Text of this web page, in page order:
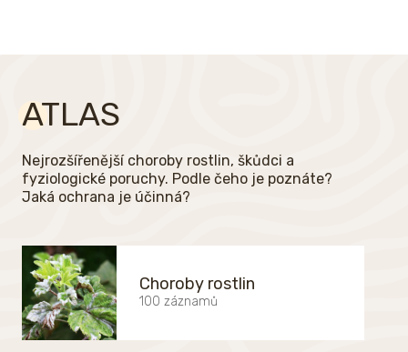
ATLAS
Nejrozšířenější choroby rostlin, škůdci a
fyziologické poruchy. Podle čeho je poznáte?
Jaká ochrana je účinná?
Choroby rostlin
100 záznamů